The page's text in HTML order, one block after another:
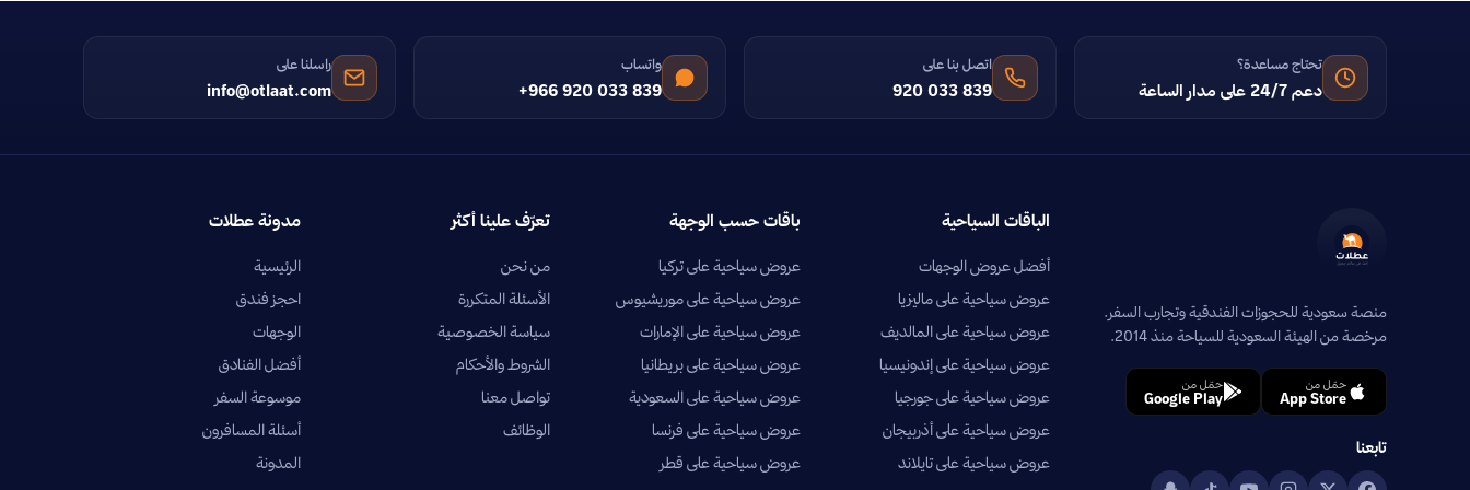
تحتاج مساعدة؟
دعم 24/7 على مدار الساعة
اتصل بنا على
920 033 839
واتساب
+966 920 033 839
راسلنا على
info@otlaat.com
منصة سعودية للحجوزات الفندقية وتجارب السفر.
مرخصة من الهيئة السعودية للسياحة منذ 2014.
حمّل من
App Store
حمّل من
Google Play
تابعنا
الباقات السياحية
أفضل عروض الوجهات
عروض سياحية على ماليزيا
عروض سياحية على المالديف
عروض سياحية على إندونيسيا
عروض سياحية على جورجيا
عروض سياحية على أذربيجان
عروض سياحية على تايلاند
باقات حسب الوجهة
عروض سياحية على تركيا
عروض سياحية على موريشيوس
عروض سياحية على الإمارات
عروض سياحية على بريطانيا
عروض سياحية على السعودية
عروض سياحية على فرنسا
عروض سياحية على قطر
تعرّف علينا أكثر
من نحن
الأسئلة المتكررة
سياسة الخصوصية
الشروط والأحكام
تواصل معنا
الوظائف
مدونة عطلات
الرئيسية
احجز فندق
الوجهات
أفضل الفنادق
موسوعة السفر
أسئلة المسافرون
المدونة